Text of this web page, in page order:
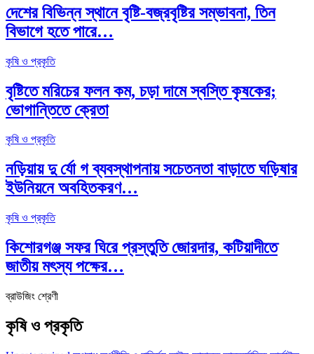
দেশের বিভিন্ন স্থানে বৃষ্টি-বজ্রবৃষ্টির সম্ভাবনা, তিন
বিভাগে হতে পারে…
কৃষি ও প্রকৃতি
বৃষ্টিতে মরিচের ফলন কম, চড়া দামে স্বস্তি কৃষকের;
ভোগান্তিতে ক্রেতা
কৃষি ও প্রকৃতি
নড়িয়ায় দু র্যো গ ব্যবস্থাপনায় সচেতনতা বাড়াতে ঘড়িষার
ইউনিয়নে অবহিতকরণ…
কৃষি ও প্রকৃতি
কিশোরগঞ্জ সফর ঘিরে প্রস্তুতি জোরদার, কটিয়াদীতে
জাতীয় মৎস্য পক্ষের…
ব্রাউজিং শ্রেণী
কৃষি ও প্রকৃতি